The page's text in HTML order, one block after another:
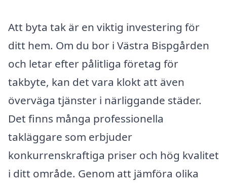
Att byta tak är en viktig investering för
ditt hem. Om du bor i Västra Bispgården
och letar efter pålitliga företag för
takbyte, kan det vara klokt att även
överväga tjänster i närliggande städer.
Det finns många professionella
takläggare som erbjuder
konkurrenskraftiga priser och hög kvalitet
i ditt område. Genom att jämföra olika